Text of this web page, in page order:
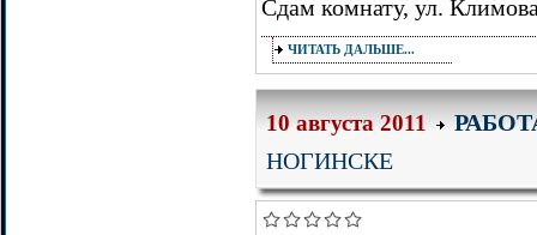
Сдам комнату, ул.
ЧИТАТЬ ДАЛЬШЕ...
10 августа 2011
НОГИНСКЕ